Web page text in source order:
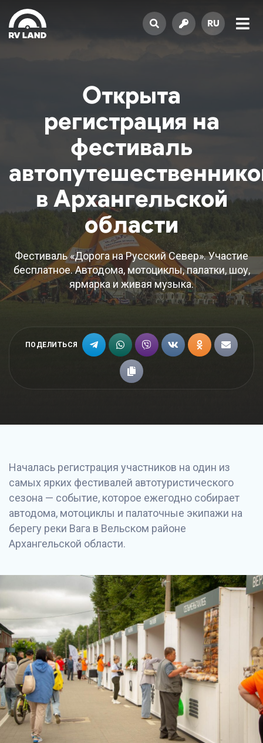
RU
Открыта
регистрация на
фестиваль
в Архангельской
области
Фестиваль «Дорога на Русский Север». Участие
бесплатное. Автодома, мотоциклы, палатки, шоу,
ярмарка и живая музыка.
ПОДЕЛИТЬСЯ
Началась регистрация участников на один из
самых ярких фестивалей автотуристического
сезона — событие, которое ежегодно собирает
автодома, мотоциклы и палаточные экипажи на
берегу реки Вага в Вельском районе
Архангельской области.